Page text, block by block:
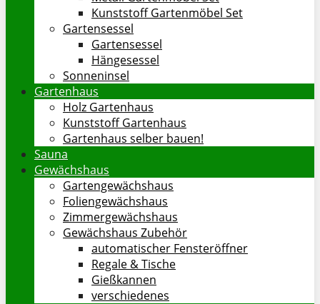
Kunststoff Gartenmöbel Set
Gartensessel
Gartensessel
Hängesessel
Sonneninsel
Gartenhaus
Holz Gartenhaus
Kunststoff Gartenhaus
Gartenhaus selber bauen!
Sauna
Gewächshaus
Gartengewächshaus
Foliengewächshaus
Zimmergewächshaus
Gewächshaus Zubehör
automatischer Fensteröffner
Regale & Tische
Gießkannen
verschiedenes